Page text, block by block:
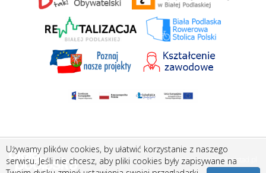
Stworzone przezAmistad.pl
Używamy plików cookies, by ułatwić korzystanie z naszego
serwisu. Jeśli nie chcesz, aby pliki cookies były zapisywane na